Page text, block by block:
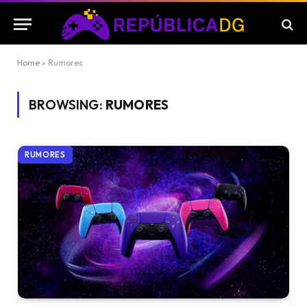
Home » Rumores
BROWSING: RUMORES
RUMORES